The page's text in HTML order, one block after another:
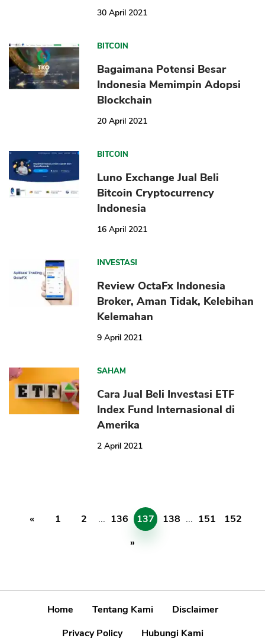
30 April 2021
BITCOIN
Bagaimana Potensi Besar
Indonesia Memimpin Adopsi
Blockchain
20 April 2021
BITCOIN
Luno Exchange Jual Beli
Bitcoin Cryptocurrency
Indonesia
16 April 2021
INVESTASI
Review OctaFx Indonesia
Broker, Aman Tidak, Kelebihan
Kelemahan
9 April 2021
SAHAM
Cara Jual Beli Investasi ETF
Index Fund Internasional di
Amerika
2 April 2021
« 1 2 ... 136 137 138 ... 151
152
»
Home Tentang Kami
Disclaimer
Privacy Policy
Hubungi Kami